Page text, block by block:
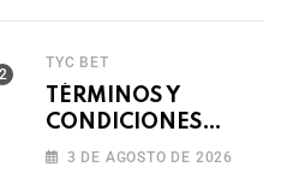
TYC BET
TÉRMINOS Y
CONDICIONES
FERIADO DE
3 DE AGOSTO DE 2026